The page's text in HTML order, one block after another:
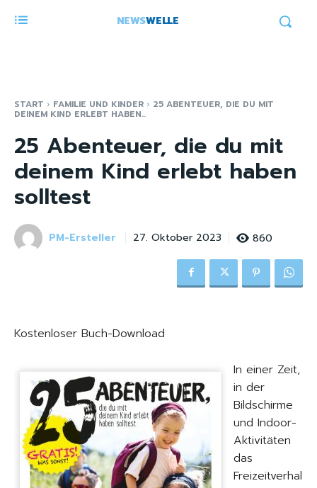
NEWSWELLE
START FAMILIE UND KINDER 25 ABENTEUER, DIE DU MIT
DEINEM KIND ERLEBT HABEN...
25 Abenteuer, die du mit
deinem Kind erlebt haben
solltest
PM-Ersteller 27. Oktober 2023 860
Kostenloser Buch-Download
In einer Zeit,
in der
Bildschirme
und Indoor-
Aktivitäten
das
Freizeitverhal